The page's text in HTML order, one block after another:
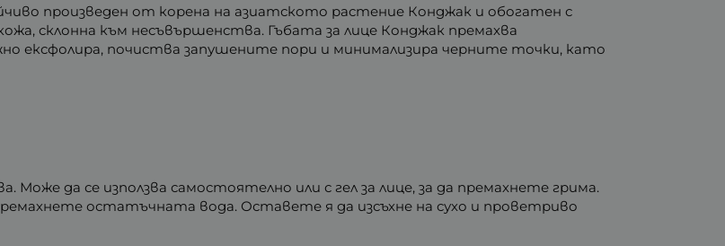
произведен от корена на азиатското растение Конджак и обогатен с
склонна към несъвършенства. Гъбата за лице Конджак премахва
ексфолира, почиства запушените пори и минимализира черните точки, като
Може да се използва самостоятелно или с гел за лице, за да премахнете грима.
остатъчната вода. Оставете я да изсъхне на сухо и проветриво